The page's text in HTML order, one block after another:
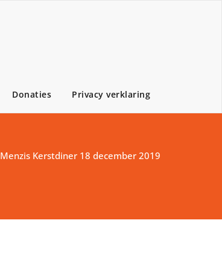
Donaties Privacy verklaring
Menzis Kerstdiner 18 december 2019